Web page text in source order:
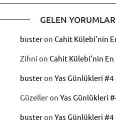
GELEN YORUMLAR
busteron Cahit Külebi’nin
Zihni on Cahit Külebi’nin En
busteron Yas Günlükleri #4
Güzelleron Yas Günlükleri
busteron Yas Günlükleri #4